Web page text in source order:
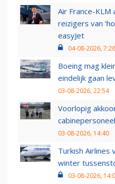
Air France-
reizigers van
easyJet
04-08-2026, 7:26
Boeing mag
eindelijk gaan
03-08-2026, 22:54
Voorlopig
03-08-2026, 14:40
Turkish Airlines
winter
03-08-2026,